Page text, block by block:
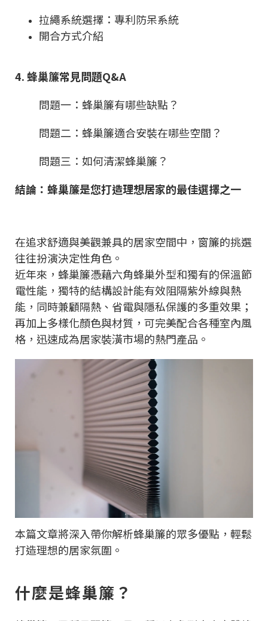
拉繩系統選擇：專利防呆系統
開合方式介紹
4. 蜂巢簾常見問題Q&A
問題一：蜂巢簾有哪些缺點？
問題二：蜂巢簾適合安裝在哪些空間？
問題三：如何清潔蜂巢簾？
結論：蜂巢簾是您打造理想居家的最佳選擇之一
在追求舒適與美觀兼具的居家空間中，窗簾的挑選
往往扮演決定性角色。
近年來，蜂巢簾憑藉六角蜂巢外型和獨有的保溫節
電性能，獨特的結構設計能有效阻隔紫外線與熱
能，同時兼顧隔熱、省電與隱私保護的多重效果；
再加上多樣化顏色與材質，可完美配合各種室內風
格，迅速成為居家裝潢市場的熱門產品。
本篇文章將深入帶你解析蜂巢簾的眾多優點，輕鬆
打造理想的居家氛圍。
什麼是蜂巢簾？